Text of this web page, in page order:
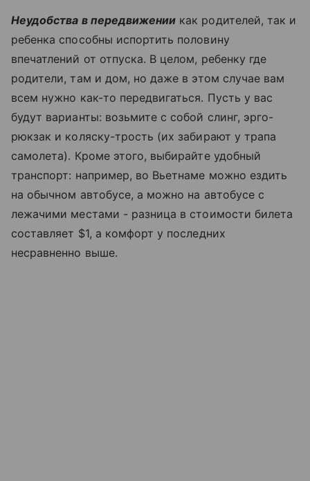
Неудобства в передвижении как родителей, так и
ребенка способны испортить половину
впечатлений от отпуска. В целом, ребенку где
родители, там и дом, но даже в этом случае вам
всем нужно как-то передвигаться. Пусть у вас
будут варианты: возьмите с собой слинг, эрго-
рюкзак и коляску-трость (их забирают у трапа
самолета). Кроме этого, выбирайте удобный
транспорт: например, во Вьетнаме можно ездить
на обычном автобусе, а можно на автобусе с
лежачими местами - разница в стоимости билета
составляет $1, а комфорт у последних
несравненно выше.